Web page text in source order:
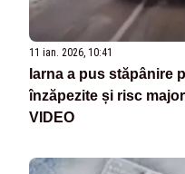
11 ian. 2026, 10:41
Iarna a pus stăpânire
înzăpezite și risc
VIDEO